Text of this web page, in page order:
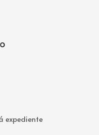
expediente